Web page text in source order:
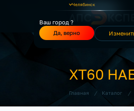
Челябинск
Ваш город ?
Да, верно
XT60
Главная / Каталог /